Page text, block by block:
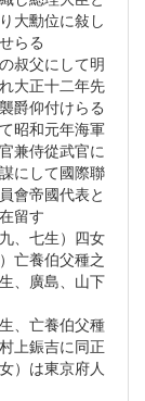
大勳位に敍し
らる
叔父にして明
大正十二年先
爵仰付けらる
昭和元年海軍
兼侍從武官に
にして國際聯
會帝國代表と
留す
、七生）四女
亡養伯父種之
、廣島、山下
、亡養伯父種
上鋠吉に同正
）は東京府人